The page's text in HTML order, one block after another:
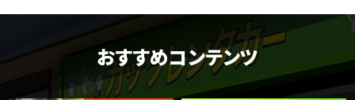
おすすめコンテンツ